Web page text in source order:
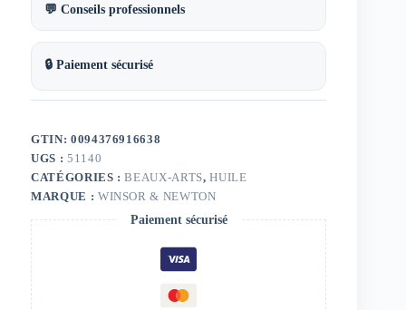
💬 Conseils professionnels
🔒 Paiement sécurisé
GTIN: 0094376916638
UGS : 51140
CATÉGORIES :BEAUX-ARTS,HUILE
MARQUE : WINSOR & NEWTON
Paiement sécurisé